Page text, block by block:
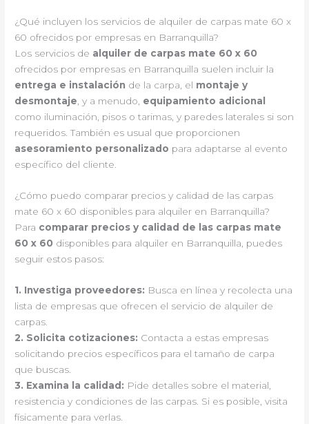
¿Qué incluyen los servicios de alquiler de carpas mate 60 x
60 ofrecidos por empresas en Barranquilla?
Los servicios de alquiler de carpas mate 60 x 60
ofrecidos por empresas en Barranquilla suelen incluir la
entrega e instalación de la carpa, el montaje y
desmontaje, y a menudo, equipamiento adicional
como iluminación, pisos o tarimas, y paredes laterales si son
requeridos. También es usual que proporcionen
asesoramiento personalizado para adaptarse al evento
específico del cliente.
¿Cómo puedo comparar precios y calidad de las carpas
mate 60 x 60 disponibles para alquiler en Barranquilla?
Para comparar precios y calidad de las carpas mate
60 x 60 disponibles para alquiler en Barranquilla, puedes
seguir estos pasos:
1. Investiga proveedores: Busca en línea y recolecta una
lista de empresas que ofrecen el servicio de alquiler de
carpas.
2. Solicita cotizaciones: Contacta a estas empresas
solicitando precios específicos para el tamaño de carpa
que buscas.
3. Examina la calidad : Pide detalles sobre el material,
resistencia y condiciones de las carpas. Si es posible, visita
físicamente para verlas.